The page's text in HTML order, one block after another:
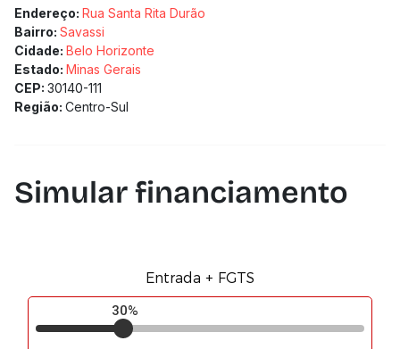
Endereço: Rua Santa Rita Durão
Bairro: Savassi
Cidade: Belo Horizonte
Estado: Minas Gerais
CEP: 30140-111
Região: Centro-Sul
Simular financiamento